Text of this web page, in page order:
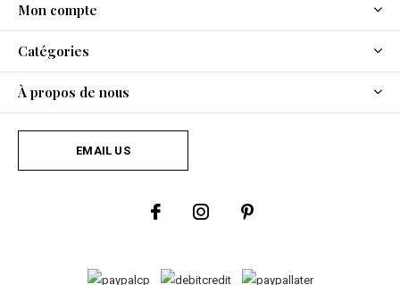
Mon compte
Catégories
À propos de nous
EMAIL US